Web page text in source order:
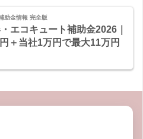
助金情報 完全版
エコキュート補助金2026｜
＋当社1万円で最大11万円